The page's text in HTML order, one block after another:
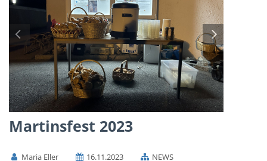
Martinsfest 2023
Maria Eller 16.11.2023 NEWS